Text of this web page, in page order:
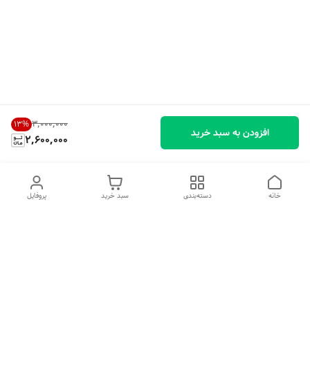
۳٬۰۰۰٬۰۰۰ 13%
2,600,000 افزودن به سبد خرید
پروفایل سبد خرید دسته‌بندی خانه